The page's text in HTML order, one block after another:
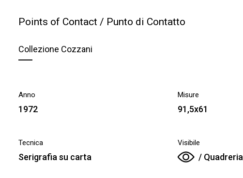
Points of Contact / Punto di Contatto
Collezione Cozzani
Anno
1972
Misure
91,5x61
Tecnica
Serigrafia su carta
Visibile
/ Quadreria